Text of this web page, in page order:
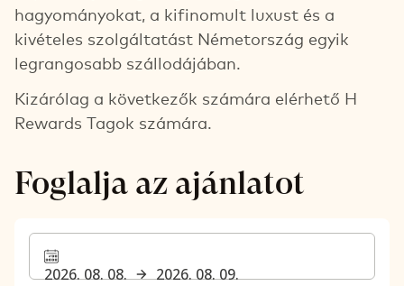
hagyományokat, a kifinomult luxust és a
kivételes szolgáltatást Németország egyik
legrangosabb szállodájában.
Kizárólag a következők számára elérhető H
Rewards Tagok számára.
Foglalja az ajánlatot
2026. 08. 08.
2026. 08. 09.